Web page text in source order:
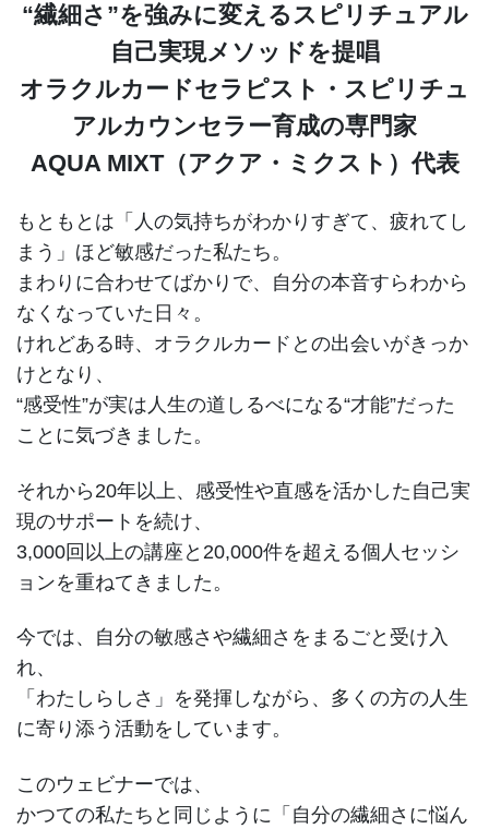
“繊細さ”を強みに変えるスピリチュアル
自己実現メソッドを提唱
オラクルカードセラピスト・スピリチュ
アルカウンセラー育成の専門家
AQUA MIXT（アクア・ミクスト）代表
もともとは「人の気持ちがわかりすぎて、疲れてし
まう」ほど敏感だった私たち。
まわりに合わせてばかりで、自分の本音すらわから
なくなっていた日々。
けれどある時、オラクルカードとの出会いがきっか
けとなり、
“感受性”が実は人生の道しるべになる“才能”だった
ことに気づきました。
それから20年以上、感受性や直感を活かした自己実
現のサポートを続け、
3,000回以上の講座と20,000件を超える個人セッシ
ョンを重ねてきました。
今では、自分の敏感さや繊細さをまるごと受け入
れ、
「わたしらしさ」を発揮しながら、多くの方の人生
に寄り添う活動をしています。
このウェビナーでは、
かつての私たちと同じように「自分の繊細さに悩ん